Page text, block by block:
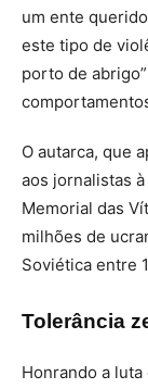
um ente
este tipo de
porto de
O autarca, que
aos jornalistas
Memorial das
milhões de
Soviética entre
Tolerância
Honrando a